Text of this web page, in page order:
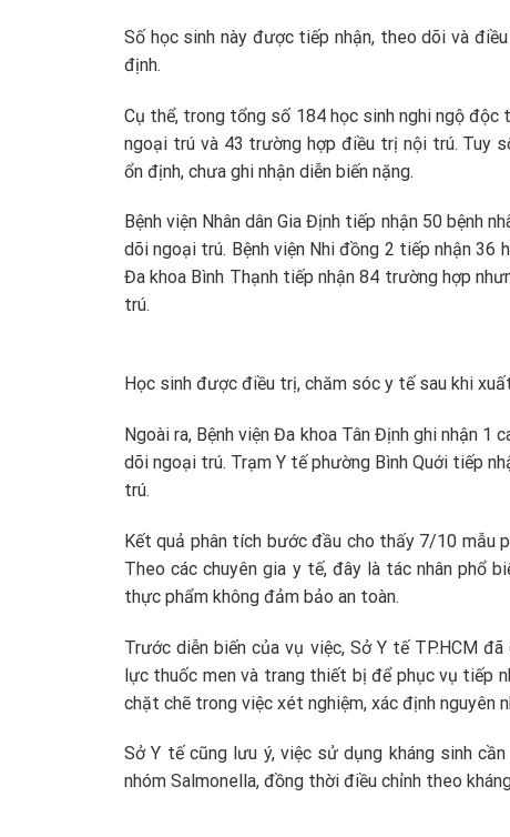
Số học sinh này được tiếp nhận, theo dõi và
định.
Cụ thể, trong tổng số 184 học sinh nghi ngộ
ngoại trú và 43 trường hợp điều trị nội trú. Tuy
ổn định, chưa ghi nhận diễn biến nặng.
Bệnh viện Nhân dân Gia Định tiếp nhận 50 bệnh
dõi ngoại trú. Bệnh viện Nhi đồng 2 tiếp nhận 36
Đa khoa Bình Thạnh tiếp nhận 84 trường hợp
trú.
Học sinh được điều trị, chăm sóc y tế sau khi
Ngoài ra, Bệnh viện Đa khoa Tân Định ghi nhận
dõi ngoại trú. Trạm Y tế phường Bình Quới tiếp
trú.
Kết quả phân tích bước đầu cho thấy 7/10 mẫu
Theo các chuyên gia y tế, đây là tác nhân phổ
thực phẩm không đảm bảo an toàn.
Trước diễn biến của vụ việc, Sở Y tế TP.HCM
lực thuốc men và trang thiết bị để phục vụ tiếp
chặt chẽ trong việc xét nghiệm, xác định nguyên
Sở Y tế cũng lưu ý, việc sử dụng kháng sinh
nhóm Salmonella, đồng thời điều chỉnh theo